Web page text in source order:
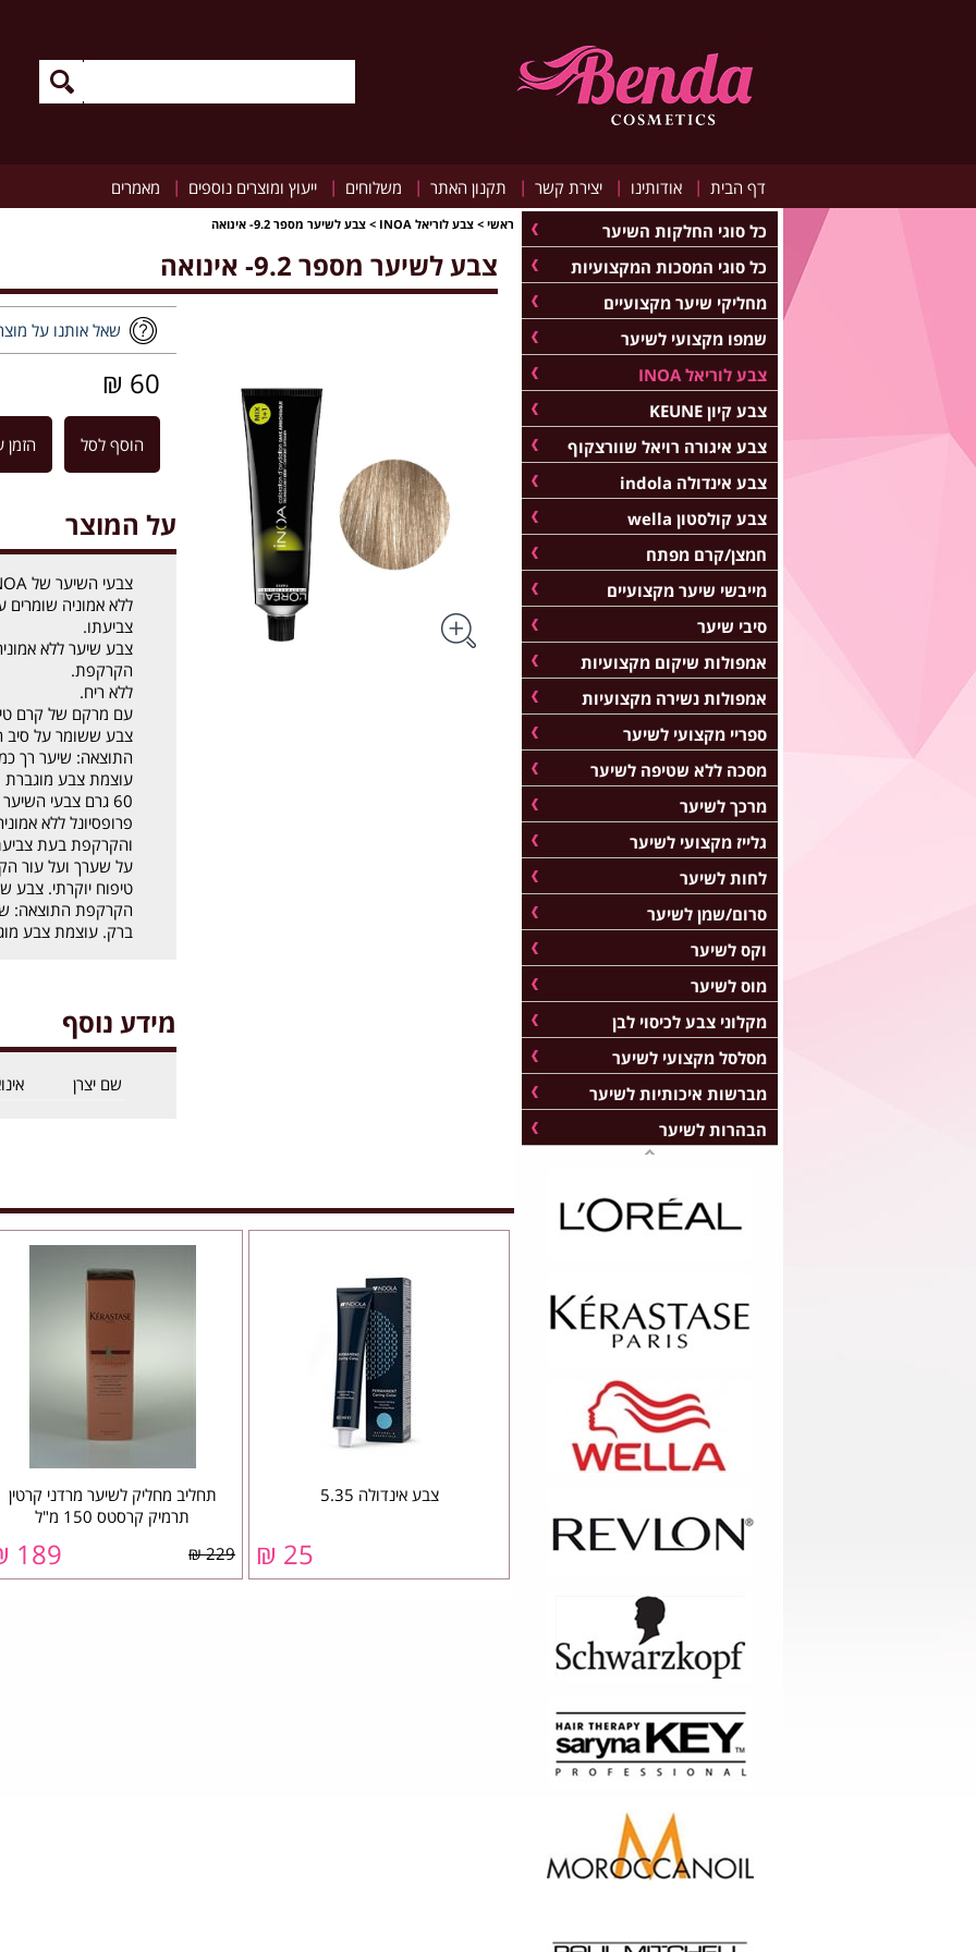
דף הבית | אודותינו | יצירת קשר | תקנון האתר | משלוחים | ייעוץ ומוצרים נוספים | מאמרים
ראשי > צבע לוריאל INOA > צבע לשיער מספר 9.2- אינואה
צבע לשיער מספר 9.2- אינואה
שאל אותנו על
60 ₪
הוסף לסל הזמן
על המוצר
ללא אמוניה
צביעתו.
צבע שיער ללא
הקרקפת.
ללא ריח.
עם מרקם של קרם
צבע ששומר על סיב
התוצאה: שיער רך
עוצמת צבע מוגברת וכיסוי 100%
פרופסיונל ללא
והקרקפת בעת
על שערך ועל עור
טיפוח יוקרתי. צבע
הקרקפת התוצאה:
ברק. עוצמת צבע מוגברת וכיסוי
מידע נוסף
שם יצרן
צבע אינדולה 5.35
25 ₪
תחליב מחליק לשיער מרדני קרטין
תרמיק קרסטס 150 מ"ל
229 ₪
189 ₪
כל סוגי החלקות השיער
כל סוגי המסכות המקצועיות
מחליקי שיער מקצועיים
שמפו מקצועי לשיער
צבע לוריאל INOA
צבע קיון KEUNE
צבע איגורה רויאל שוורצקוף
צבע אינדולה indola
צבע קולסטון wella
חמצן/קרם מפתח
מייבשי שיער מקצועיים
סיבי שיער
אמפולות שיקום מקצועיות
אמפולות נשירה מקצועיות
ספריי מקצועי לשיער
מסכה ללא שטיפה לשיער
מרכך לשיער
גלייז מקצועי לשיער
לחות לשיער
סרום/שמן לשיער
וקס לשיער
מוס לשיער
מקלוני צבע לכיסוי לבן
מסלסל מקצועי לשיער
מברשות איכותיות לשיער
הבהרות לשיער